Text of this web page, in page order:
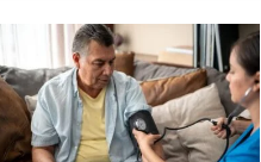
ف
ر
ط
ق
د
ت